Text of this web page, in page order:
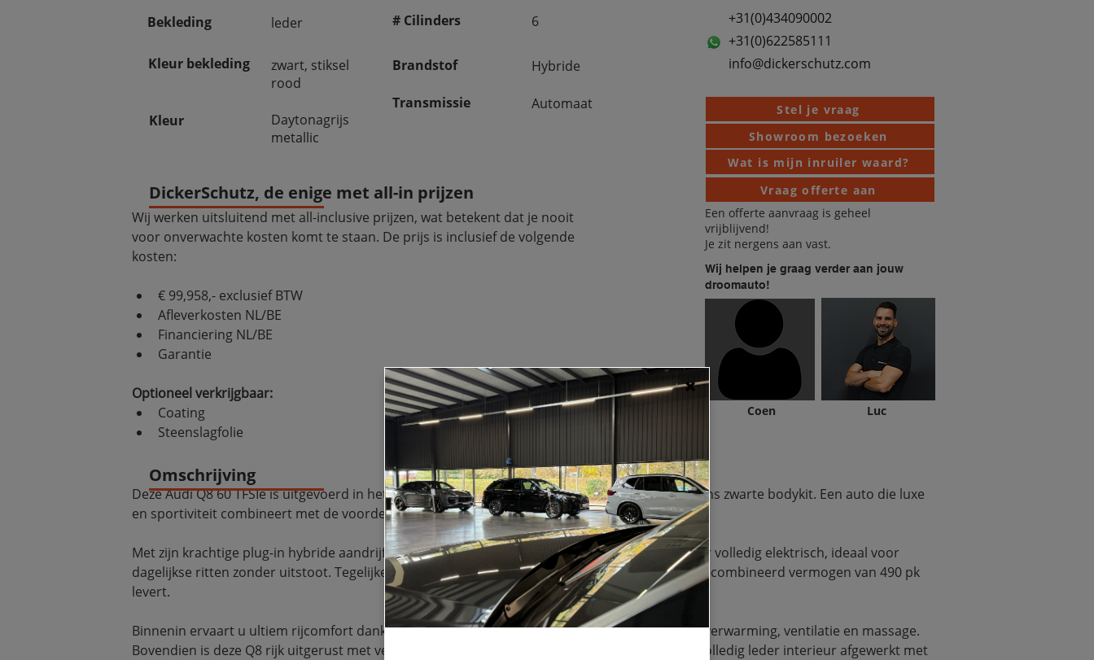
Bekleding
Kleur bekleding
Kleur
leder
zwart, stiksel
rood
# Cilinders
Brandstof
Transmissie
6
Hybride
Automaat
Daytonagrijs
metallic
DickerSchutz, de enige met all-in prijzen
+31(0)434090002
+31(0)622585111
info@dickerschutz.com
Stel je vraag
Showroom bezoeken
Wat is mijn inruiler waard?
Vraag offerte aan
Een offerte aanvraag is geheel
vrijblijvend!
Je zit nergens aan vast.
Wij helpen je graag verder aan jouw
droomauto!
Coen Luc
Wij werken uitsluitend met all-inclusive prijzen, wat betekent dat je nooit
voor onverwachte kosten komt te staan. De prijs is inclusief de volgende
kosten:
€ 99,958,- exclusief BTW
Afleverkosten NL/BE
Financiering NL/BE
Garantie
Optioneel verkrijgbaar:
Coating
Steenslagfolie
Deze Audi Q8 60 TFSIe is uitgevoerd in het Daytonagrijs metallic en voorzien van onze hoogglans zwarte bodykit. Een auto die luxe
en sportiviteit combineert met de voordelen van hybride technologie.
Met zijn krachtige plug-in hybride aandrijflijn geniet u van een actieradius tot wel 100 kilometer volledig elektrisch, ideaal voor
dagelijkse ritten zonder uitstoot. Tegelijkertijd beschikt u over een V6 benzinemotor die een gecombineerd vermogen van 490 pk
levert.
Binnenin ervaart u ultiem rijcomfort dankzij de adaptieve S sportstoelen die voorzien zijn van verwarming, ventilatie en massage.
Bovendien is deze Q8 rijk uitgerust met vele opties, waaronder diverse rijhulpsystemen, een volledig leder interieur afgewerkt met
Omschrijving